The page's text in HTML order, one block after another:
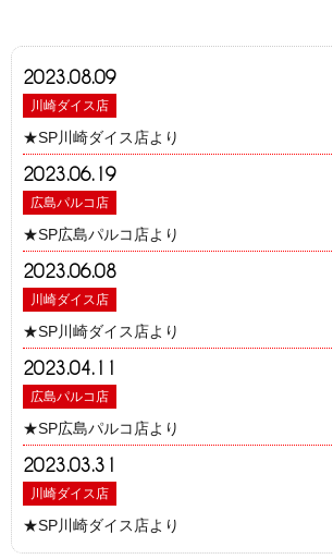
2023.08.09
川崎ダイス店
★SP川崎ダイス店より
2023.06.19
広島パルコ店
★SP広島パルコ店より
2023.06.08
川崎ダイス店
★SP川崎ダイス店より
2023.04.11
広島パルコ店
★SP広島パルコ店より
2023.03.31
川崎ダイス店
★SP川崎ダイス店より